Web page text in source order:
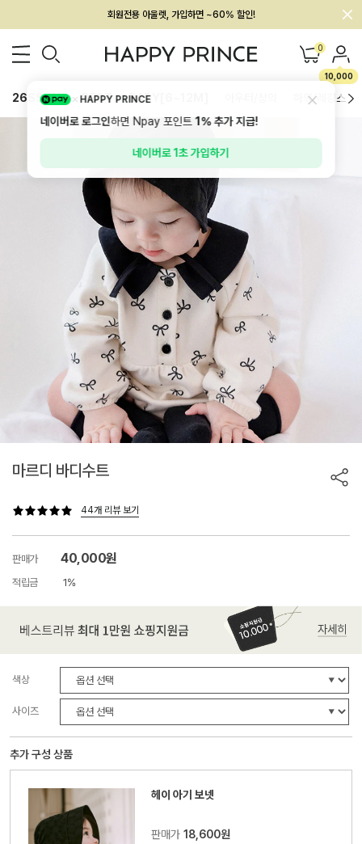
멤버십 최대 28,000원 혜택
0
10,000
26SS 신상 BEST BABY[6~12M] 하의/레깅스
마르디 바디수트
44개 리뷰 보기
판매가 40,000원
적립금 1%
색상
사이즈
추가 구성 상품
헤이 아기 보넷
판매가18,600원
HAPPY PRINCE
네이버로 로그인하면 Npay 포인트1%추가 지급!
네이버로 1초 가입하기